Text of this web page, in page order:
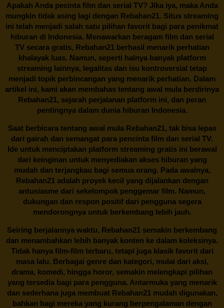
Apakah Anda pecinta film dan serial TV? Jika iya, maka Anda
mungkin tidak asing lagi dengan Rebahan21. Situs streaming
ini telah menjadi salah satu pilihan favorit bagi para penikmat
hiburan di Indonesia. Menawarkan beragam film dan serial
TV secara gratis, Rebahan21berhasil menarik perhatian
khalayak luas. Namun, seperti halnya banyak platform
streaming lainnya, legalitas dan isu kontroversial tetap
menjadi topik perbincangan yang menarik perhatian. Dalam
artikel ini, kami akan membahas tentang awal mula berdirinya
Rebahan21, sejarah perjalanan platform ini, dan peran
pentingnya dalam dunia hiburan Indonesia.
Saat berbicara tentang awal mula Rebahan21, tak bisa lepas
dari gairah dan semangat para pencinta film dan serial TV.
Ide untuk menciptakan platform streaming gratis ini berawal
dari keinginan untuk menyediakan akses hiburan yang
mudah dan terjangkau bagi semua orang. Pada awalnya,
Rebahan21 adalah proyek kecil yang dijalankan dengan
antusiasme dari sekelompok penggemar film. Namun,
dukungan dan respon positif dari pengguna segera
mendorongnya untuk berkembang lebih jauh.
Seiring berjalannya waktu, Rebahan21 semakin berkembang
dan menambahkan lebih banyak konten ke dalam koleksinya.
Tidak hanya film-film terbaru, tetapi juga klasik favorit dari
masa lalu. Berbagai genre dan kategori, mulai dari aksi,
drama, komedi, hingga horor, semakin melengkapi pilihan
yang tersedia bagi para pengguna. Antarmuka yang menarik
dan sederhana juga membuatRebahan21mudah digunakan,
bahkan bagi mereka yang kurang berpengalaman dengan